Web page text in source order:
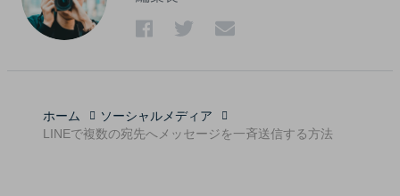
ホーム
ソーシャルメディア
LINEで複数の宛先へメッセージを一斉送信する方法